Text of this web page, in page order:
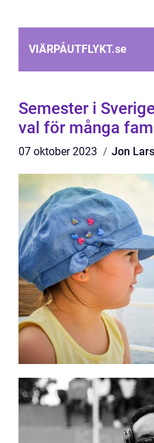
VIÄRPÅUTFLYKT.se
Semester i
val för många
07 oktober 2023 Jon